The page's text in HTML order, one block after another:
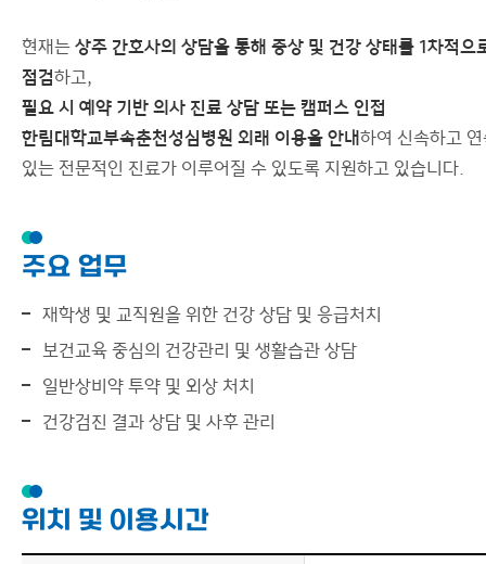
현재는상주 간호사의 상담을 통해 증상 및 건강 상태를 1차적으
점검하고,
필요 시 예약 기반 의사 진료 상담 또는 캠퍼스 인접
한림대학교부속춘천성심병원 외래 이용을 안내하여 신속하고
있는 전문적인 진료가 이루어질 수 있도록 지원하고 있습니다.
주요 업무
재학생 및 교직원을 위한 건강 상담 및 응급처치
보건교육 중심의 건강관리 및 생활습관 상담
일반상비약 투약 및 외상 처치
건강검진 결과 상담 및 사후 관리
위치 및 이용시간